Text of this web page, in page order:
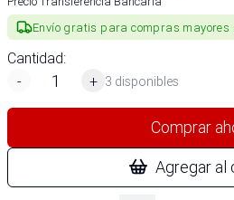
Envío gratis para compras mayores
Cantidad:
-
+ 3 disponibles
Comprar
Agregar al